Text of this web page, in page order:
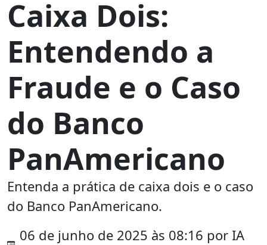
Caixa Dois:
Entendendo a
Fraude e o Caso
do Banco
PanAmericano
Entenda a prática de caixa dois e o caso
do Banco PanAmericano.
06 de junho de 2025 às 08:16 por IA